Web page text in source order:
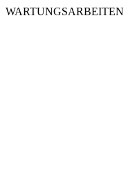
WARTUNGSARBEITEN